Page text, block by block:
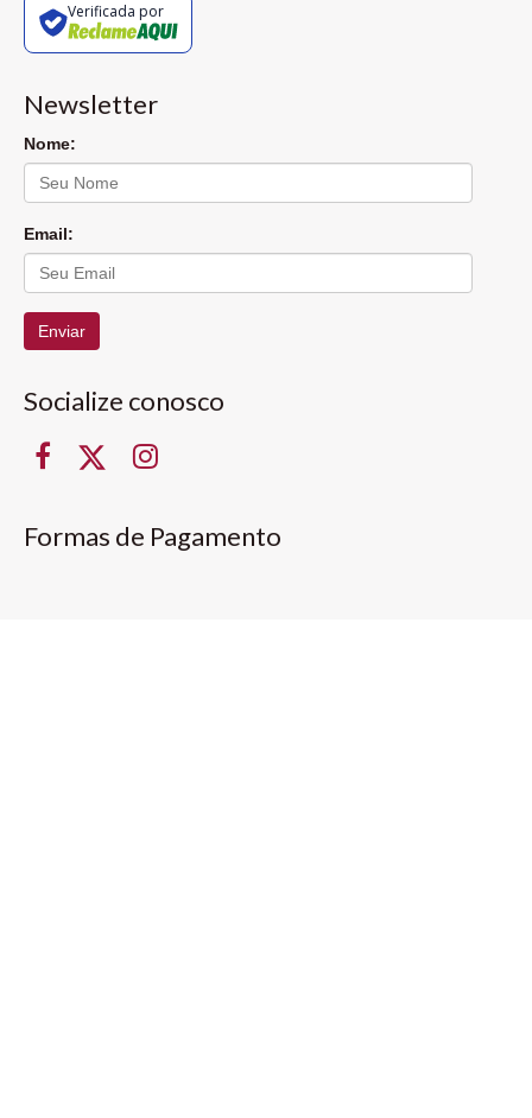
Verificada por
Newsletter
Nome:
Email:
Enviar
Socialize conosco
Formas de Pagamento